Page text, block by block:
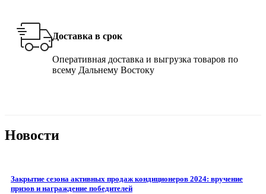
Доставка в срок
Оперативная доставка и выгрузка товаров по
всему Дальнему Востоку
Новости
Закрытие сезона активных продаж кондиционеров 2024: вручение
призов и награждение победителей